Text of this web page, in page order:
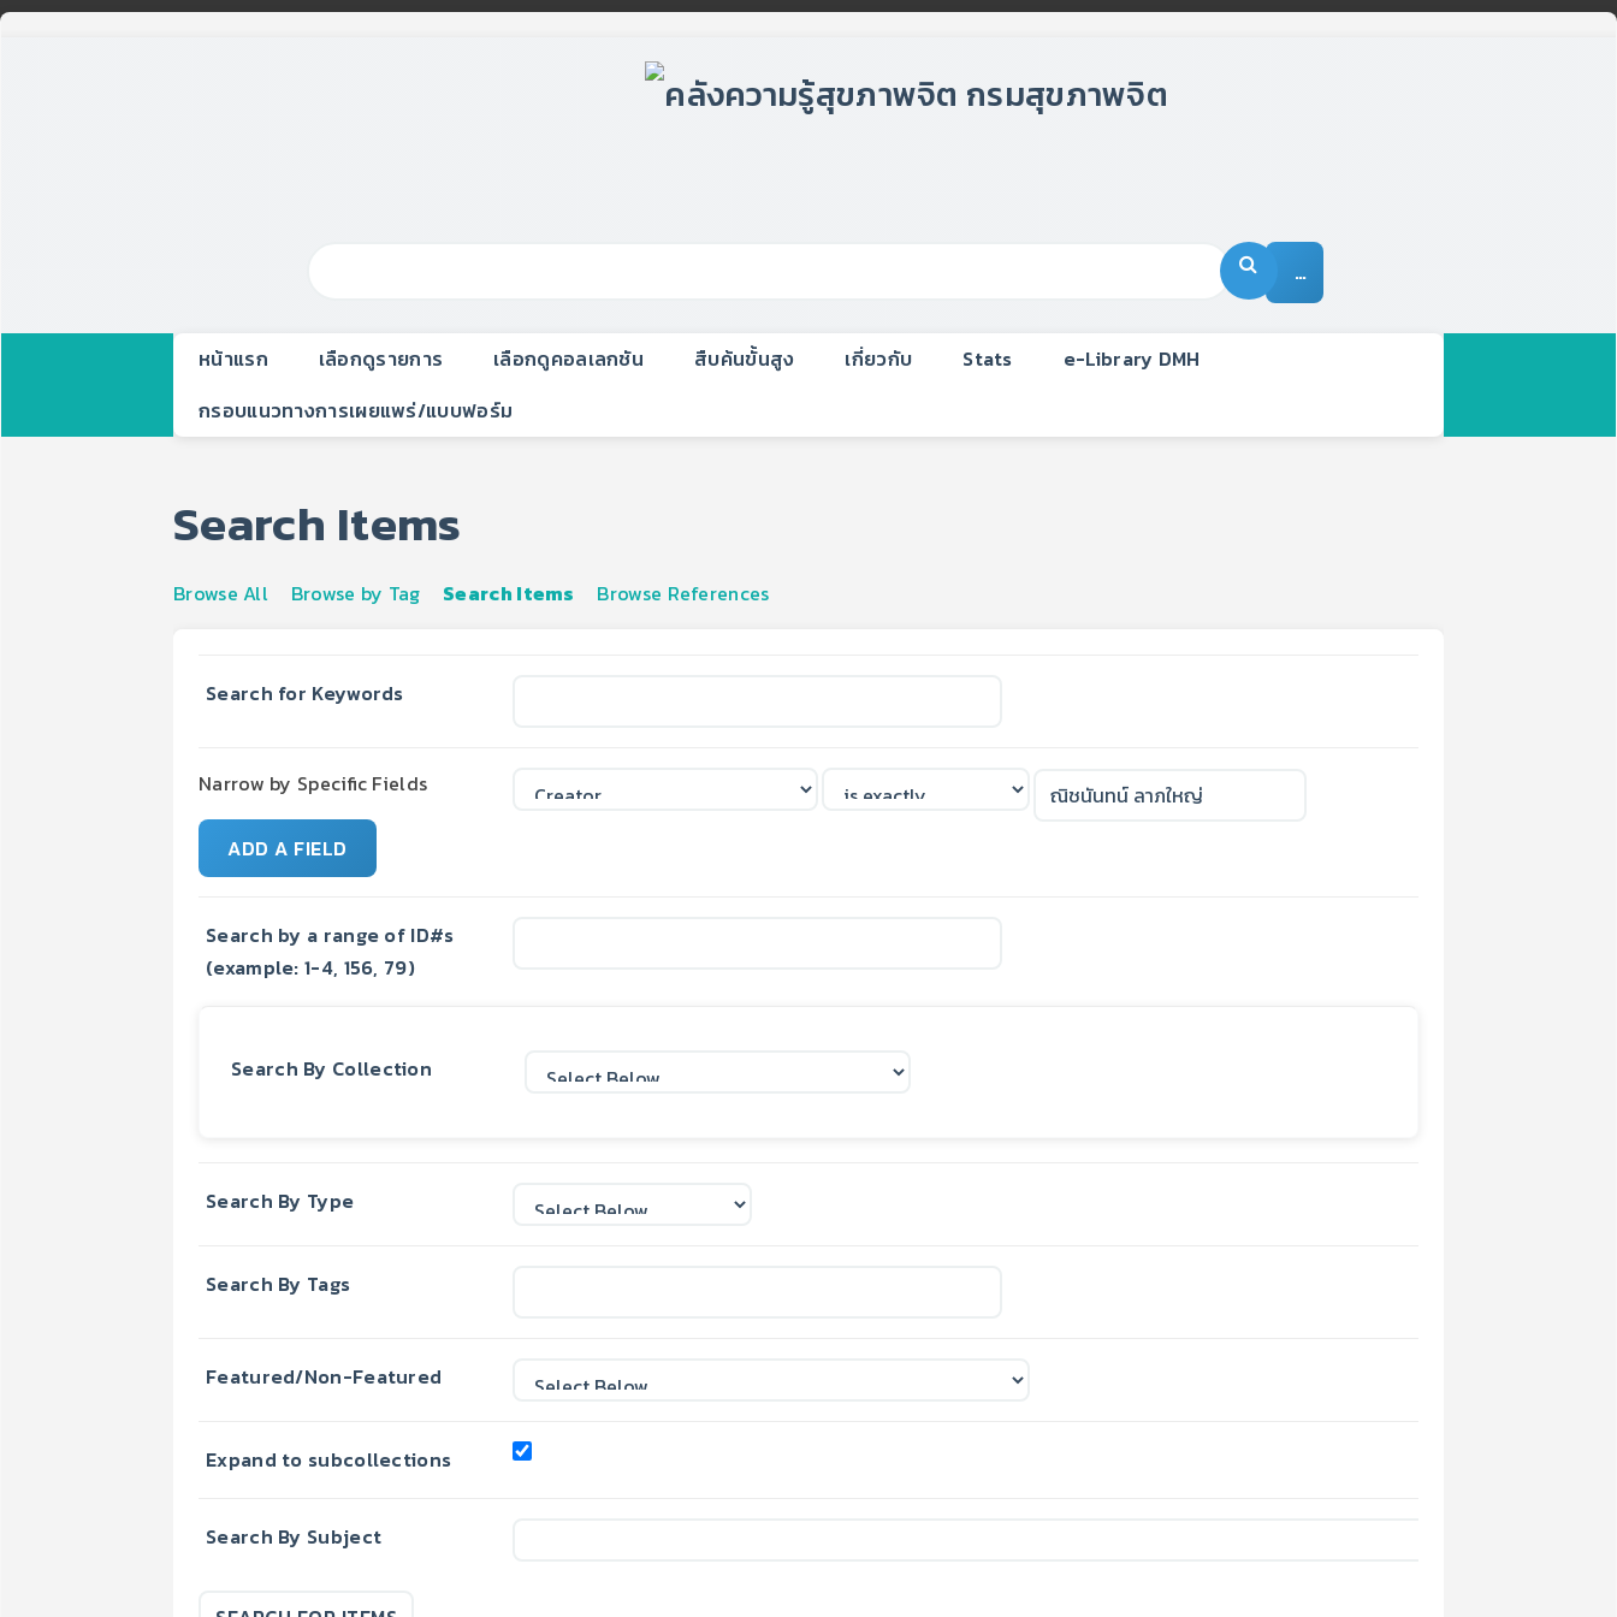
…
หน้าแรก เลือกดูรายการ เลือกดูคอลเลกชัน สืบค้นขั้นสูง เกี่ยวกับ Stats
e-Library DMH
กรอบแนวทางการเผยแพร่/แบบฟอร์ม
Search Items
Browse All Browse by Tag Search Items Browse References
Search for Keywords
Narrow by Specific Fields
ADD A FIELD
Search by a range of ID#s
(example: 1-4, 156, 79)
Search By Collection
Search By Type
Search By Tags
Featured/Non-Featured
Expand to subcollections
Search By Subject